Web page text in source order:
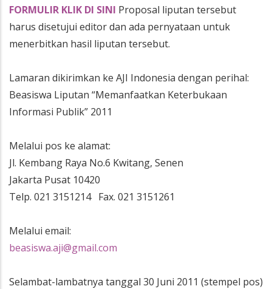
FORMULIR KLIK DI SINI Proposal liputan tersebut
harus disetujui editor dan ada pernyataan untuk
menerbitkan hasil liputan tersebut.
Lamaran dikirimkan ke AJI Indonesia dengan perihal:
Beasiswa Liputan “Memanfaatkan Keterbukaan
Informasi Publik” 2011
Melalui pos ke alamat:
Jl. Kembang Raya No.6 Kwitang, Senen
Jakarta Pusat 10420
Telp. 021 3151214 Fax. 021 3151261
Melalui email:
beasiswa.aji@gmail.com
Selambat-lambatnya tanggal 30 Juni 2011 (stempel pos)